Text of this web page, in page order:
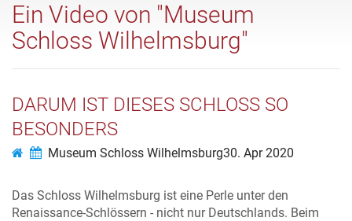
Ein Video von "Museum
Schloss Wilhelmsburg"
DARUM IST DIESES SCHLOSS SO
BESONDERS
Museum Schloss Wilhelmsburg30. Apr 2020
Das Schloss Wilhelmsburg ist eine Perle unter den
Renaissance-Schlössern - nicht nur Deutschlands. Beim